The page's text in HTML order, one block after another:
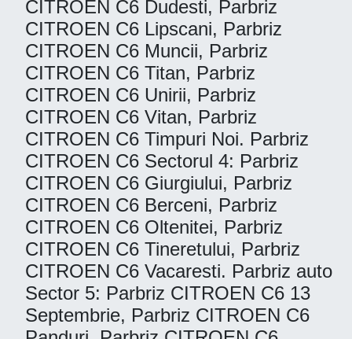
CITROEN C6 Dudesti, Parbriz
CITROEN C6 Lipscani, Parbriz
CITROEN C6 Muncii, Parbriz
CITROEN C6 Titan, Parbriz
CITROEN C6 Unirii, Parbriz
CITROEN C6 Vitan, Parbriz
CITROEN C6 Timpuri Noi. Parbriz
CITROEN C6 Sectorul 4: Parbriz
CITROEN C6 Giurgiului, Parbriz
CITROEN C6 Berceni, Parbriz
CITROEN C6 Oltenitei, Parbriz
CITROEN C6 Tineretului, Parbriz
CITROEN C6 Vacaresti. Parbriz auto
Sector 5: Parbriz CITROEN C6 13
Septembrie, Parbriz CITROEN C6